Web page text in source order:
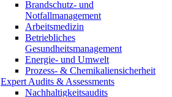
Brandschutz- und
Notfallmanagement
Arbeitsmedizin
Betriebliches
Gesundheitsmanagement
Energie- und Umwelt
Prozess- & Chemikaliensicherheit
Expert Audits & Assessments
Nachhaltigkeitsaudits